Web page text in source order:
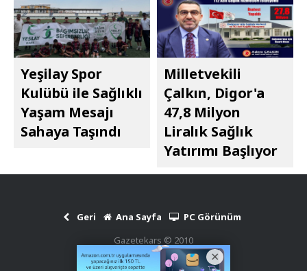
Yeşilay Spor
Kulübü ile Sağlıklı
Yaşam Mesajı
Sahaya Taşındı
Milletvekili
Çalkın, Digor'a
47,8 Milyon
Liralık Sağlık
Yatırımı Başlıyor
Geri Ana Sayfa
PC Görünüm
Gazetekars © 2010
Haber Scripti